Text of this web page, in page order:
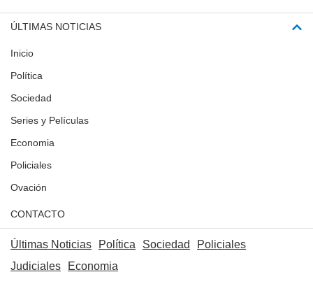
ÚLTIMAS NOTICIAS
Inicio
Política
Sociedad
Series y Películas
Economia
Policiales
Ovación
CONTACTO
Últimas Noticias Política Sociedad
Policiales
Judiciales
Economia